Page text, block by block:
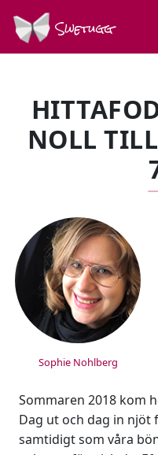
Swetugg
NOLL
SPEAKERS
Sophie Nohlberg
Sommaren 2018 kom
Dag ut och dag in njöt
samtidigt som våra